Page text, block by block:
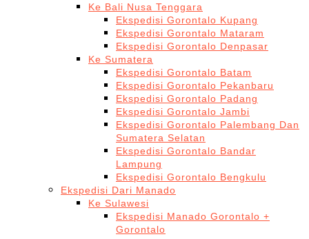
Ke Bali Nusa Tenggara
Ekspedisi Gorontalo Kupang
Ekspedisi Gorontalo Mataram
Ekspedisi Gorontalo Denpasar
Ke Sumatera
Ekspedisi Gorontalo Batam
Ekspedisi Gorontalo Pekanbaru
Ekspedisi Gorontalo Padang
Ekspedisi Gorontalo Jambi
Ekspedisi Gorontalo Palembang Dan
Sumatera Selatan
Ekspedisi Gorontalo Bandar
Lampung
Ekspedisi Gorontalo Bengkulu
Ekspedisi Dari Manado
Ke Sulawesi
Ekspedisi Manado Gorontalo +
Gorontalo